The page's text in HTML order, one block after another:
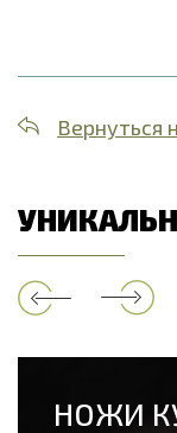
Вернуться
НОЖИ